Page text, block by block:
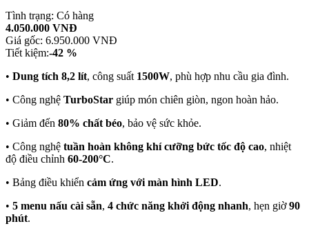
Tình trạng: Có hàng
4.050.000 VNĐ
Giá gốc: 6.950.000 VNĐ
Tiết kiệm:-42 %
• Dung tích 8,2 lít, công suất 1500W, phù hợp nhu cầu gia đình.
• Công nghệ TurboStar giúp món chiên giòn, ngon hoàn hảo.
• Giảm đến 80% chất béo, bảo vệ sức khỏe.
• Công nghệ tuần hoàn không khí cưỡng bức tốc độ cao, nhiệt
độ điều chỉnh 60-200°C.
• Bảng điều khiển cảm ứng với màn hình LED.
• 5 menu nấu cài sẵn, 4 chức năng khởi động nhanh, hẹn giờ90
phút.